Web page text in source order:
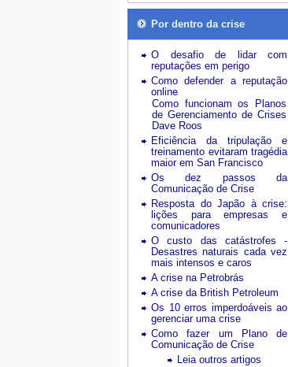
Por dentro da crise
O desafio de lidar com
reputações em perigo
Como defender a reputação
online
Como funcionam os Planos
de Gerenciamento de Crises
Dave Roos
Eficiência da tripulação e
treinamento evitaram tragédia
maior em San Francisco
Os dez passos da
Comunicação de Crise
Resposta do Japão à crise:
lições para empresas e
comunicadores
O custo das catástrofes -
Desastres naturais cada vez
mais intensos e caros
A crise na Petrobrás
A crise da British Petroleum
Os 10 erros imperdoáveis ao
gerenciar uma crise
Como fazer um Plano de
Comunicação de Crise
Leia outros artigos